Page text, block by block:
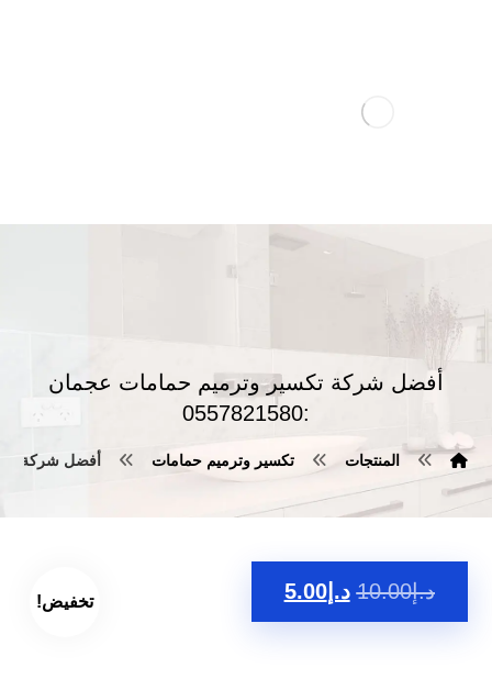
أفضل شركة تكسير وترميم حمامات عجمان
:0557821580
المنتجات تكسير وترميم حمامات أفضل شركة تكسير
تخفيض! د.إ10.00 د.إ5.00